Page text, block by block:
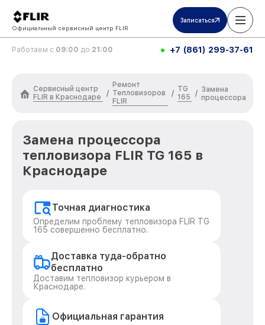
Официальный сервисный центр FLIR
Записаться
Работаем с 09:00 до 21:00 +7 (861) 299-37-61
Сервисный центр
FLIR в Краснодаре
/
Ремонт
Тепловизоров
FLIR
/
TG
165
/ Замена
процессора
Замена процессора
тепловизора FLIR TG 165 в
Краснодаре
Точная диагностика
Определим проблему тепловизора FLIR TG
165 совершенно бесплатно.
Доставка туда-обратно
бесплатно
Доставим тепловизор курьером в
Краснодаре.
Официальная гарантия